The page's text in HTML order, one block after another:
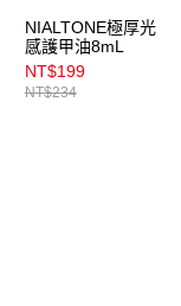
NIALTONE極厚光
感護甲油8mL
NT$199
NT$234